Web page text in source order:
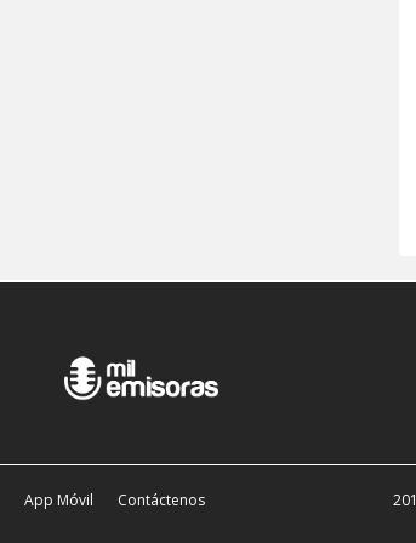
App Móvil Contáctenos